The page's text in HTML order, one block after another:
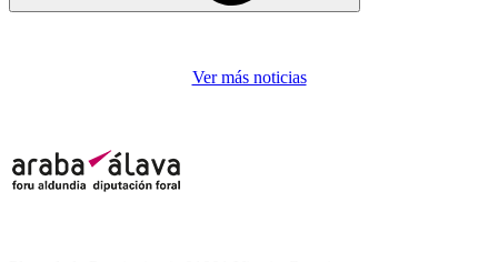
Ver más noticias